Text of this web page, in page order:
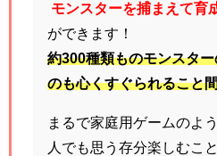
モンスターを捕まえて育
ができます！
約300種類ものモンスタ
のも心くすぐられること
まるで家庭用ゲームのよ
人でも思う存分楽しむこ